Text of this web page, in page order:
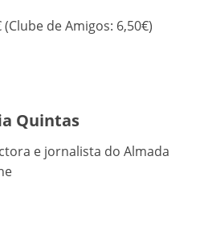
de Amigos: 6,50€)
Quintas
e jornalista do Almada